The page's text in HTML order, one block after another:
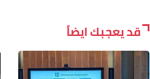
قد يعجبك ايضاً